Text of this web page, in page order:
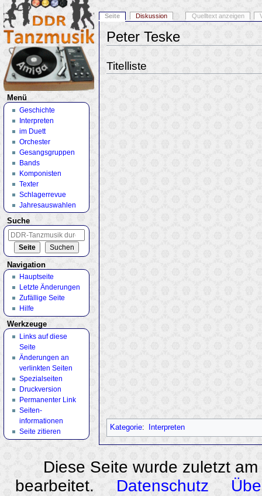
Peter Teske
Titelliste
Kategorie: Interpreten
Seite Diskussion Quelltext anzeigen
Menü
Geschichte
Interpreten
im Duett
Orchester
Gesangsgruppen
Bands
Komponisten
Texter
Schlagerrevue
Jahresauswahlen
Suche
Navigation
Hauptseite
Letzte Änderungen
Zufällige Seite
Hilfe
Werkzeuge
Links auf diese
Seite
Änderungen an
verlinkten Seiten
Spezialseiten
Druckversion
Permanenter Link
Seiten­
informationen
Seite zitieren
Diese Seite wurde zuletzt
bearbeitet.
Datenschutz